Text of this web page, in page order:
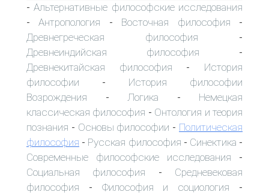
-Альтернативные философские исследования
-Антропология - Восточная философия -
Древнегреческая философия -
Древнеиндийская философия -
Древнекитайская философия - История
философии - История философии
Возрождения - Логика - Немецкая
классическая философия - Онтология и теория
познания - Основы философии - Политическая
философия - Русская философия - Синектика -
Современные философские исследования -
Социальная философия - Средневековая
философия - Философия и социология -